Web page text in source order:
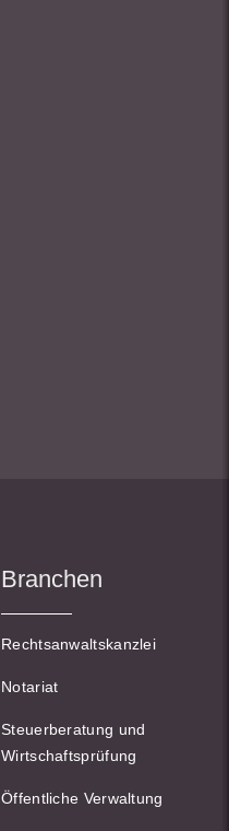
Branchen
Rechtsanwaltskanzlei
Notariat
Steuerberatung und
Wirtschaftsprüfung
Öffentliche Verwaltung